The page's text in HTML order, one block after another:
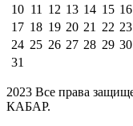
10 11 12 13 14 15 16
17 18 19 20 21 22 23
24 25 26 27 28 29 30
31
2023 Все права
КАБАР.